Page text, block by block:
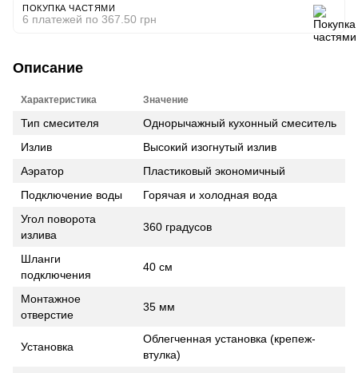
ПОКУПКА ЧАСТЯМИ
6 платежей по 367.50 грн
Описание
Характеристика Значение
Тип смесителя
Однорычажный кухонный смеситель
Излив
Высокий изогнутый излив
Аэратор
Пластиковый экономичный
Подключение воды
Горячая и холодная вода
Угол поворота
излива
360 градусов
Шланги
подключения
40 см
Монтажное
отверстие
35 мм
Установка
Облегченная установка (крепеж-
втулка)